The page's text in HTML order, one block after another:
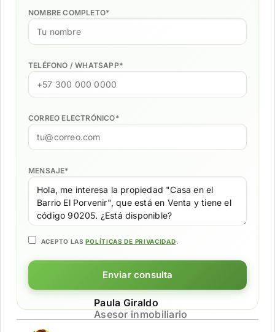
NOMBRE COMPLETO*
TELÉFONO / WHATSAPP*
CORREO ELECTRÓNICO*
MENSAJE*
ACEPTO LASPOLÍTICAS DE PRIVACIDAD.
Enviar consulta
Paula Giraldo
Asesor inmobiliario